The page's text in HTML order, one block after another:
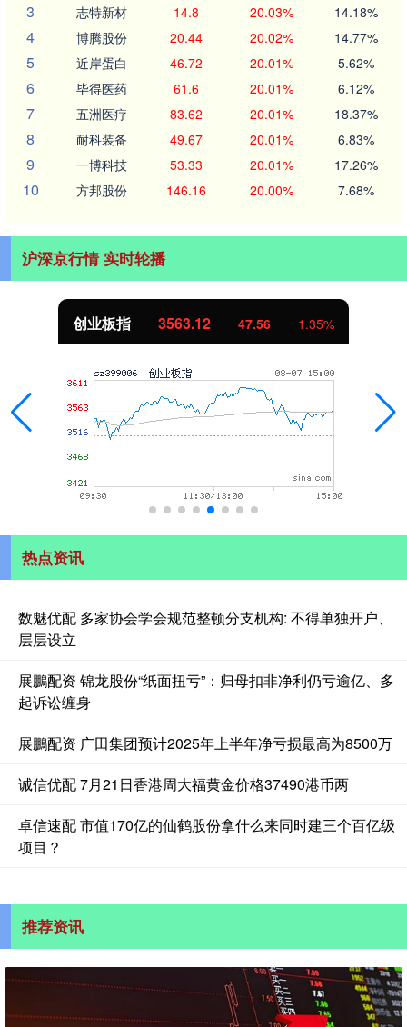
3 志特新材 14.8 20.03% 14.18%
4 博腾股份 20.44 20.02% 14.77%
5 近岸蛋白 46.72 20.01% 5.62%
6 毕得医药 61.6 20.01% 6.12%
7 五洲医疗 83.62 20.01% 18.37%
8 耐科装备 49.67 20.01% 6.83%
9 一博科技 53.33 20.01% 17.26%
10 方邦股份 146.16 20.00% 7.68%
沪深京行情 实时轮播
创业板指 3563.12 47.56 1.35%
热点资讯
数魅优配 多家协会学会规范整顿分支机构: 不得单独开户、
层层设立
展鵬配资 锦龙股份“纸面扭亏”：归母扣非净利仍亏逾亿、多
起诉讼缠身
展鵬配资 广田集团预计2025年上半年净亏损最高为8500万
诚信优配 7月21日香港周大福黄金价格37490港币两
卓信速配 市值170亿的仙鹤股份拿什么来同时建三个百亿级
项目？
推荐资讯